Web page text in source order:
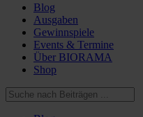
Blog
Ausgaben
Gewinnspiele
Events & Termine
Über BIORAMA
Shop